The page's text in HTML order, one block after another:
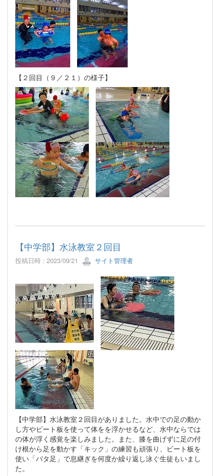
【２回目（９／２１）の様子】
【中学部】水泳教室２回目
投稿日時 : 2023/09/21 サイト管理者
【中学部】水泳教室２回目がありました。水中での足の動か
し方やビート板を使って体をを浮かせるなど、水中ならでは
の体が浮く感覚を楽しみました。また、膝を曲げずに足の付
け根から足を動かす「キック」の練習も頑張り、ビート板を
使い「バタ足」で息継ぎを何度か繰り返し泳ぐ生徒もいまし
た。